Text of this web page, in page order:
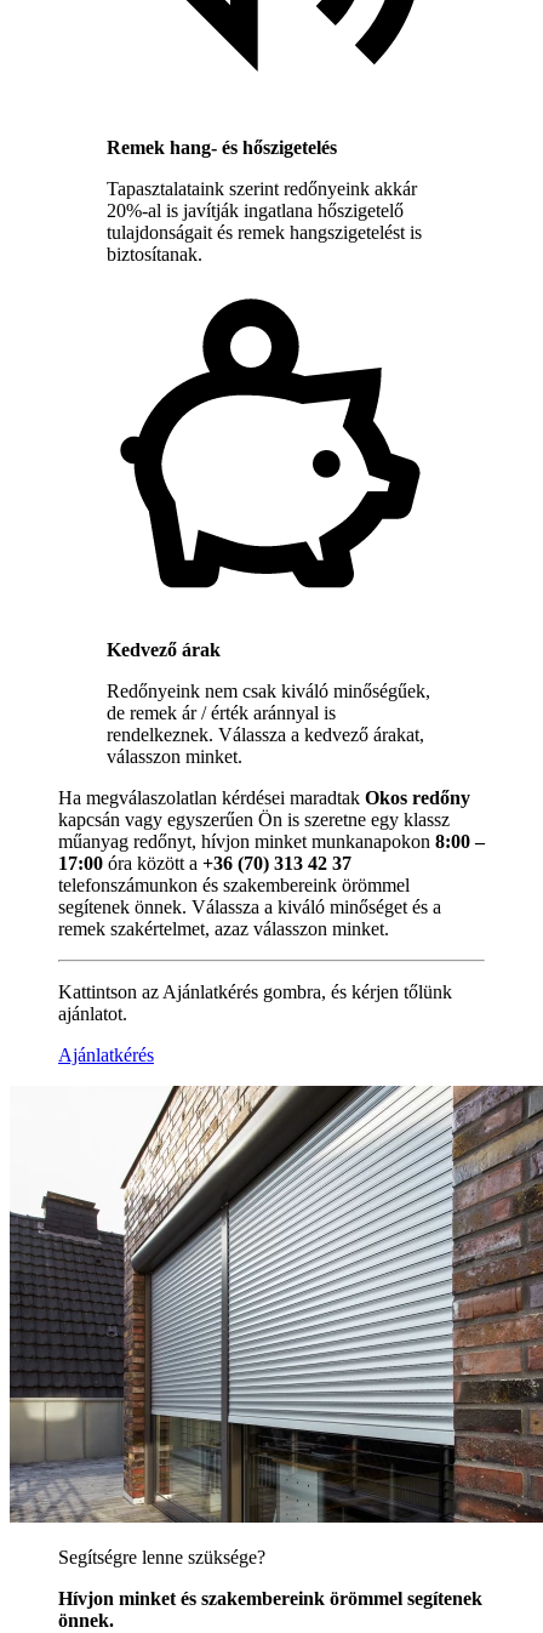
Remek hang- és hőszigetelés
Tapasztalataink szerint redőnyeink akkár
20%-al is javítják ingatlana hőszigetelő
tulajdonságait és remek hangszigetelést is
biztosítanak.
Kedvező árak
Redőnyeink nem csak kiváló minőségűek,
de remek ár / érték aránnyal is
rendelkeznek. Válassza a kedvező árakat,
válasszon minket.
Ha megválaszolatlan kérdései maradtak Okos redőny
kapcsán vagy egyszerűen Ön is szeretne egy klassz
műanyag redőnyt, hívjon minket munkanapokon 8:00 –
17:00 óra között a +36 (70) 313 42 37
telefonszámunkon és szakembereink örömmel
segítenek önnek. Válassza a kiváló minőséget és a
remek szakértelmet, azaz válasszon minket.
Kattintson az Ajánlatkérés gombra, és kérjen tőlünk
ajánlatot.
Ajánlatkérés
Segítségre lenne szüksége?
Hívjon minket és szakembereink örömmel segítenek
önnek.